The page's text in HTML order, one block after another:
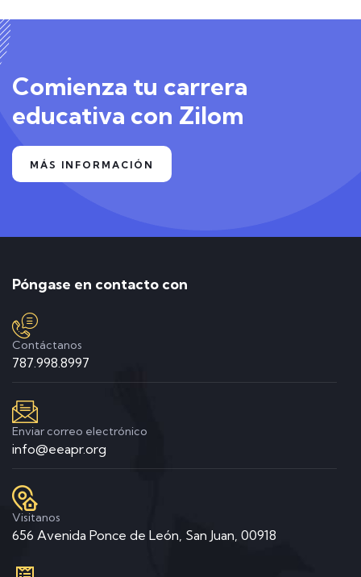
Comienza tu carrera
educativa con Zilom
MÁS INFORMACIÓN
Póngase en contacto con
Contáctanos
787.998.8997
Enviar correo electrónico
info@eeapr.org
Visitanos
656 Avenida Ponce de León, San Juan, 00918